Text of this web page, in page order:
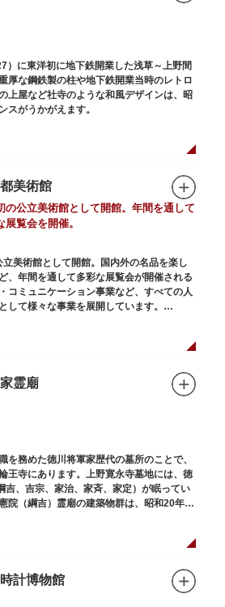
観世音菩薩像を見つけた漁師の兄弟ととも
化人、土師真中知（はじのなかとも）の3
徳川家光が寄進した社殿は本殿・幣殿と拝
式。国の重要文化財に指定されています。
しても知られ、恵比須像が祀られていま
）に東洋初に地下鉄開業した浅草～上野間
厚な鋼鉄製の柱や地下鉄開業当時のレトロ
上屋など社寺のような和風デザインは、昭
スがうかがえます。
美術館
の公立美術館として開館。年間を通して
展覧会を開催。
美術館として開館。国内外の名品を楽し
、年間を通して多彩な展覧会が開催される
コミュニケーション事業など、すべての人
して様々な事業を展開しています。
プも充実。開放的なガラス張りのレストラ
や四季折々の公園の景色を眺めることがで
異なります。展覧会のスケジュールや観覧
ください）。
っくりと展覧会鑑賞を楽しめる託児サービ
」や、個室スペースのある授乳室、ミルク
ァミリーにもおすすめです。
日本のモダニズム建築の巨匠・前川國男の
されています。
霊廟
を務めた徳川将軍家歴代の墓所のことで、
王寺にあります。上野寛永寺墓地には、徳
吉、吉宗、家治、家斉、家定）が眠ってい
院（綱吉）霊廟の建築物群は、昭和20年
ました。
計博物館